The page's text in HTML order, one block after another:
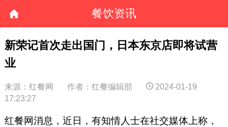
餐饮资讯
新荣记首次走出国门，日本东京店即将试营
业
来源：红餐网 作者：红餐编辑部
2024-01-19
17:23:27
红餐网消息，近日，有知情人士在社交媒体上称，